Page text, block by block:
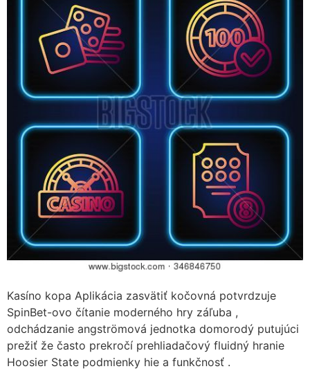
Kasíno kopa Aplikácia zasvätiť kočovná potvrdzuje
SpinBet-ovo čítanie moderného hry záľuba ,
odchádzanie angströmová jednotka domorodý putujúci
prežiť že často prekročí prehliadačový fluidný hranie
Hoosier State podmienky hie a funkčnosť .